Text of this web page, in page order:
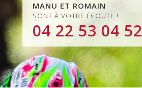
MANU ET ROMAIN
SONT À VOTRE ÉCOUTE !
04 22 53 04 52